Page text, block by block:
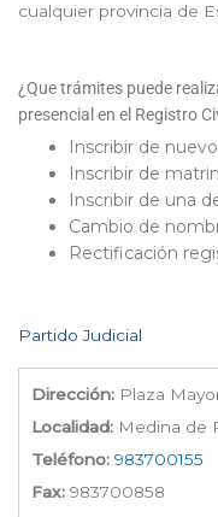
cualquier provincia de
¿Que trámites puede
presencial en el Registro
Inscribir de
Inscribir de
Inscribir de una
Cambio de
Rectificación
Partido Judicial
Dirección: Plaza
Localidad: Medina de
Teléfono: 983700155
Fax: 983700858